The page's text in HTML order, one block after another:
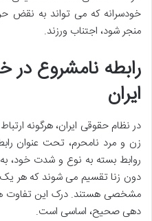
خودسرانه که می تواند به نقض
منجر شود، اجتناب ورزند.
رابطه نامشروع در
ایران
در نظام حقوقی ایران، هرگونه
زن و مرد نامحرم، تحت عنوان
روابط بسته به نوع و شدت خود،
دون زنا تقسیم می شوند که هر
مشخصی هستند. درک این تفاوت
دهی صحیح، اساسی است.